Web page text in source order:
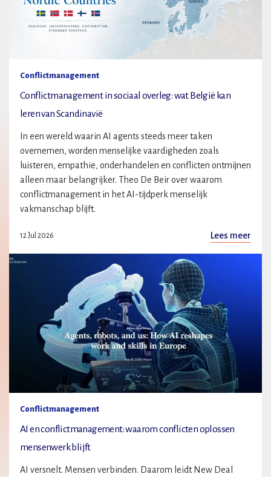
Conflictmanagement
Conflictmanagement in sociaal overleg: wat België kan
leren van Scandinavië
In een wereld waarin AI agents steeds meer taken
overnemen, worden menselijke vaardigheden zoals
luisteren, empathie, onderhandelen en conflicten ontmijnen
alleen maar belangrijker. Theo De Beir over waarom
conflictmanagement in het AI-tijdperk menselijk
vakmanschap blijft.
12 Jul 2026 Lees meer
Conflictmanagement
AI en conflictmanagement: waarom conflicten oplossen
mensenwerk blijft
AI versnelt. Mensen verbinden. Daarom leidt New Deal